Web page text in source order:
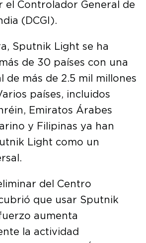
el Controlador General de
(DCGI).
Sputnik Light se ha
de 30 países con una
de más de 2.5 mil millones
países, incluidos
Emiratos Árabes
y Filipinas ya han
Light como un
del Centro
que usar Sputnik
aumenta
la actividad